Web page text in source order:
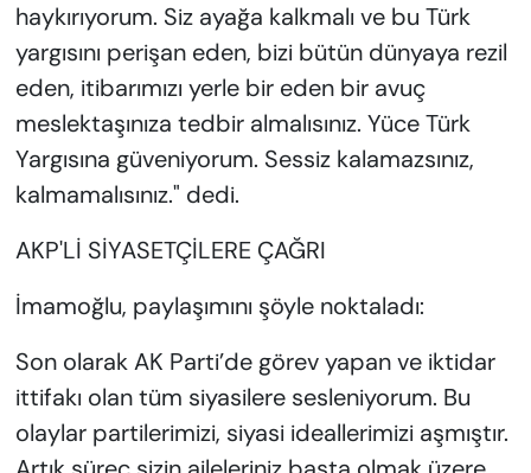
haykırıyorum. Siz ayağa kalkmalı ve bu Türk
yargısını perişan eden, bizi bütün dünyaya rezil
eden, itibarımızı yerle bir eden bir avuç
meslektaşınıza tedbir almalısınız. Yüce Türk
Yargısına güveniyorum. Sessiz kalamazsınız,
kalmamalısınız." dedi.
AKP'Lİ SİYASETÇİLERE ÇAĞRI
İmamoğlu, paylaşımını şöyle noktaladı:
Son olarak AK Parti’de görev yapan ve iktidar
ittifakı olan tüm siyasilere sesleniyorum. Bu
olaylar partilerimizi, siyasi ideallerimizi aşmıştır.